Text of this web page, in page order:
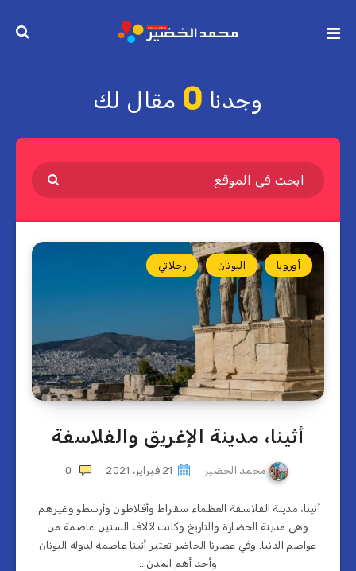
وجدنا 0 مقال لك
أوروبا اليونان رحلاتي
أثينا، مدينة الإغريق والفلاسفة
محمد الخضير 21 فبراير، 2021 0
أثينا، مدينة الفلاسفة العظماء سقراط وأفلاطون وأرسطو وغيرهم.
وهي مدينة الحضارة والتاريخ وكانت لآلاف السنين عاصمة من
عواصم الدنيا. وفي عصرنا الحاضر تعتبر أثينا عاصمة لدولة اليونان
وأحد أهم المدن…